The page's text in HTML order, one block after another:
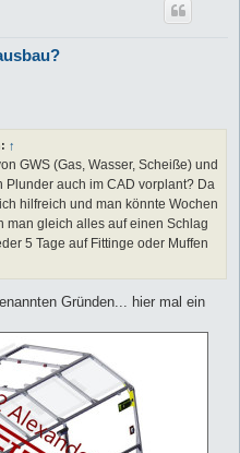
↑
GWS (Gas, Wasser, Scheiße) und
auch im CAD vorplant? Da
hilfreich und man könnte Wochen
man gleich alles auf einen Schlag
5 Tage auf Fittinge oder Muffen
Gründen... hier mal ein